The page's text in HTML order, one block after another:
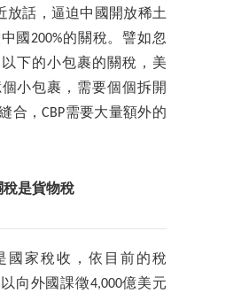
放話，逼迫中國開放稀土
國200%的關稅。譬如忽
下的小包裹的關稅，美
小包裹，需要個個拆開
合，CBP需要大量額外的
稅是貨物稅
國家稅收，依目前的稅
向外國課徵4,000億美元